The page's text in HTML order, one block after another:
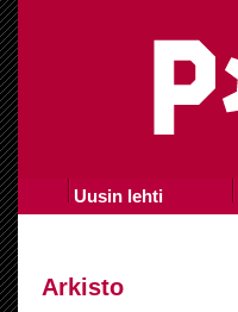
Uusin lehti
Arkisto